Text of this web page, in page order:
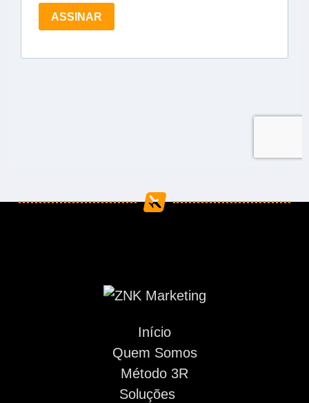
Início
Quem Somos
Método 3R
Soluções